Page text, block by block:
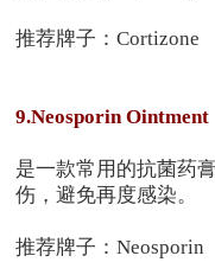
推荐牌子：Cortizone
9.Neosporin Ointment
是一款常用的抗菌药
伤，避免再度感染。
推荐牌子：Neosporin